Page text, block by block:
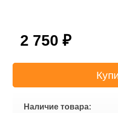
2 750 ₽
Наличие товара: